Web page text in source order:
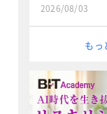
2026/08/03
もっ